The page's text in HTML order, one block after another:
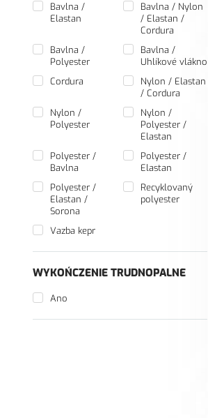
Bavlna /
Elastan
Bavlna / Nylon
/ Elastan /
Cordura
Bavlna /
Polyester
Bavlna /
Uhlíkové vlákno
Cordura
Nylon / Elastan
/ Cordura
Nylon /
Polyester
Nylon /
Polyester /
Elastan
Polyester /
Bavlna
Polyester /
Elastan
Polyester /
Elastan /
Sorona
Recyklovaný
polyester
Vazba kepr
WYKOŃCZENIE TRUDNOPALNE
Ano